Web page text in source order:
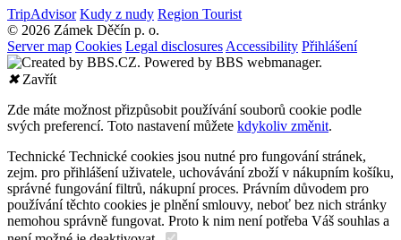
TripAdvisor Kudy z nudy Region Tourist
© 2026 Zámek Děčín p. o.
Server map Cookies Legal disclosures Accessibility Přihlášení
✖Zavřít
Zde máte možnost přizpůsobit používání souborů cookie podle
svých preferencí. Toto nastavení můžete kdykoliv změnit.
Technické Technické cookies jsou nutné pro fungování stránek,
zejm. pro přihlášení uživatele, uchovávání zboží v nákupním košíku,
správné fungování filtrů, nákupní proces. Právním důvodem pro
používání těchto cookies je plnění smlouvy, neboť bez nich stránky
nemohou správně fungovat. Proto k nim není potřeba Váš souhlas a